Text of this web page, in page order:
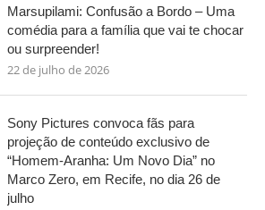
Marsupilami: Confusão a Bordo – Uma
comédia para a família que vai te chocar
ou surpreender!
22 de julho de 2026
Sony Pictures convoca fãs para
projeção de conteúdo exclusivo de
“Homem-Aranha: Um Novo Dia” no
Marco Zero, em Recife, no dia 26 de
julho